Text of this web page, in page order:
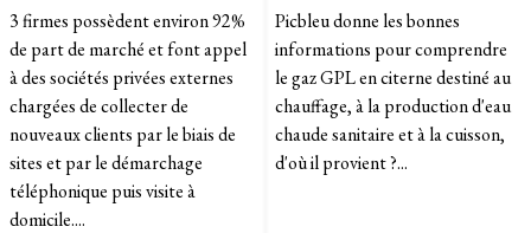
3 firmes possèdent environ 92%
de part de marché et font appel
à des sociétés privées externes
chargées de collecter de
nouveaux clients par le biais de
sites et par le démarchage
téléphonique puis visite à
domicile....
Picbleu donne les bonnes
informations pour comprendre
le gaz GPL en citerne destiné au
chauffage, à la production d'eau
chaude sanitaire et à la cuisson,
d'où il provient ?...